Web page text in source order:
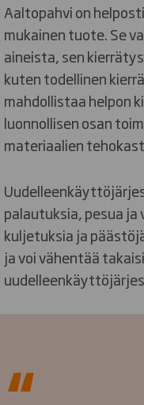
Aaltopahvi on
mukainen tuote. Se
aineista, sen
kuten todellinen
mahdollistaa helpon
luonnollisen osan
materiaalien
palautuksia, pesua
kuljetuksia ja
ja voi vähentää